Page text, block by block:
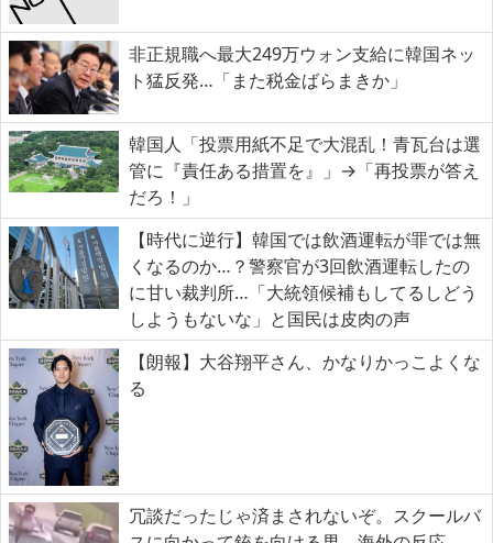
非正規職へ最大249万ウォン支給に韓国ネッ
ト猛反発…「また税金ばらまきか」
韓国人「投票用紙不足で大混乱！青瓦台は選
管に『責任ある措置を』」→「再投票が答え
だろ！」
【時代に逆行】韓国では飲酒運転が罪では無
くなるのか…？警察官が3回飲酒運転したの
に甘い裁判所…「大統領候補もしてるしどう
しようもないな」と国民は皮肉の声
【朗報】大谷翔平さん、かなりかっこよくな
る
冗談だったじゃ済まされないぞ。スクールバ